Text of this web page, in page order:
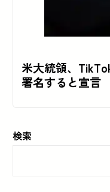
米大統領、
署名すると宣言
検索